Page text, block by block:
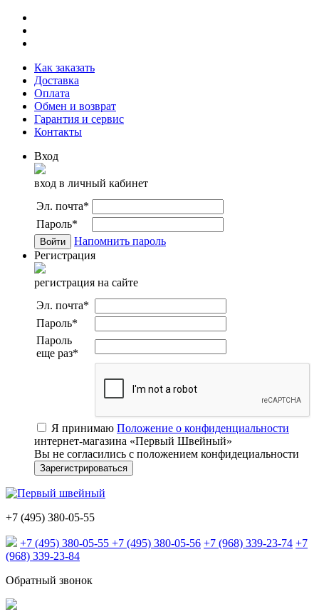
Как заказать
Доставка
Оплата
Обмен и возврат
Гарантия и сервис
Контакты
Вход
вход в личный кабинет
Эл. почта*
Пароль*
Напомнить пароль
Регистрация
регистрация на сайте
Эл. почта*
Пароль*
Пароль
еще раз*
Я принимаю Положение о конфиденциальности
интернет-магазина «Первый Швейный»
Вы не согласились с положением конфидециальности
+7 (495) 380-05-55
+7 (495) 380-05-55 +7 (495) 380-05-56 +7 (968) 339-23-74 +7
(968) 339-23-84
Обратный звонок